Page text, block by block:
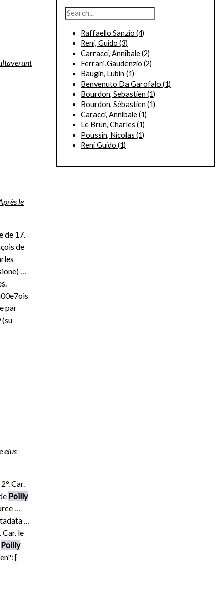
le
de 17.
de
…
par
(su
eius
Car.
Poilly
…
…
le
Poilly
[
Raffaello Sanzio (4)
Reni, Guido (3)
Carracci, Annibale(2)
Ferrari ,Gaudenzio (2)
Baugin, Lubin (1)
Benvenuto Da Garofalo (1)
Bourdon, Sebastien (1)
Bourdon, Sébastien (1)
Caracci, Annibale(1)
Le Brun, Charles (1)
Poussin, Nicolas (1)
Reni Guido (1)